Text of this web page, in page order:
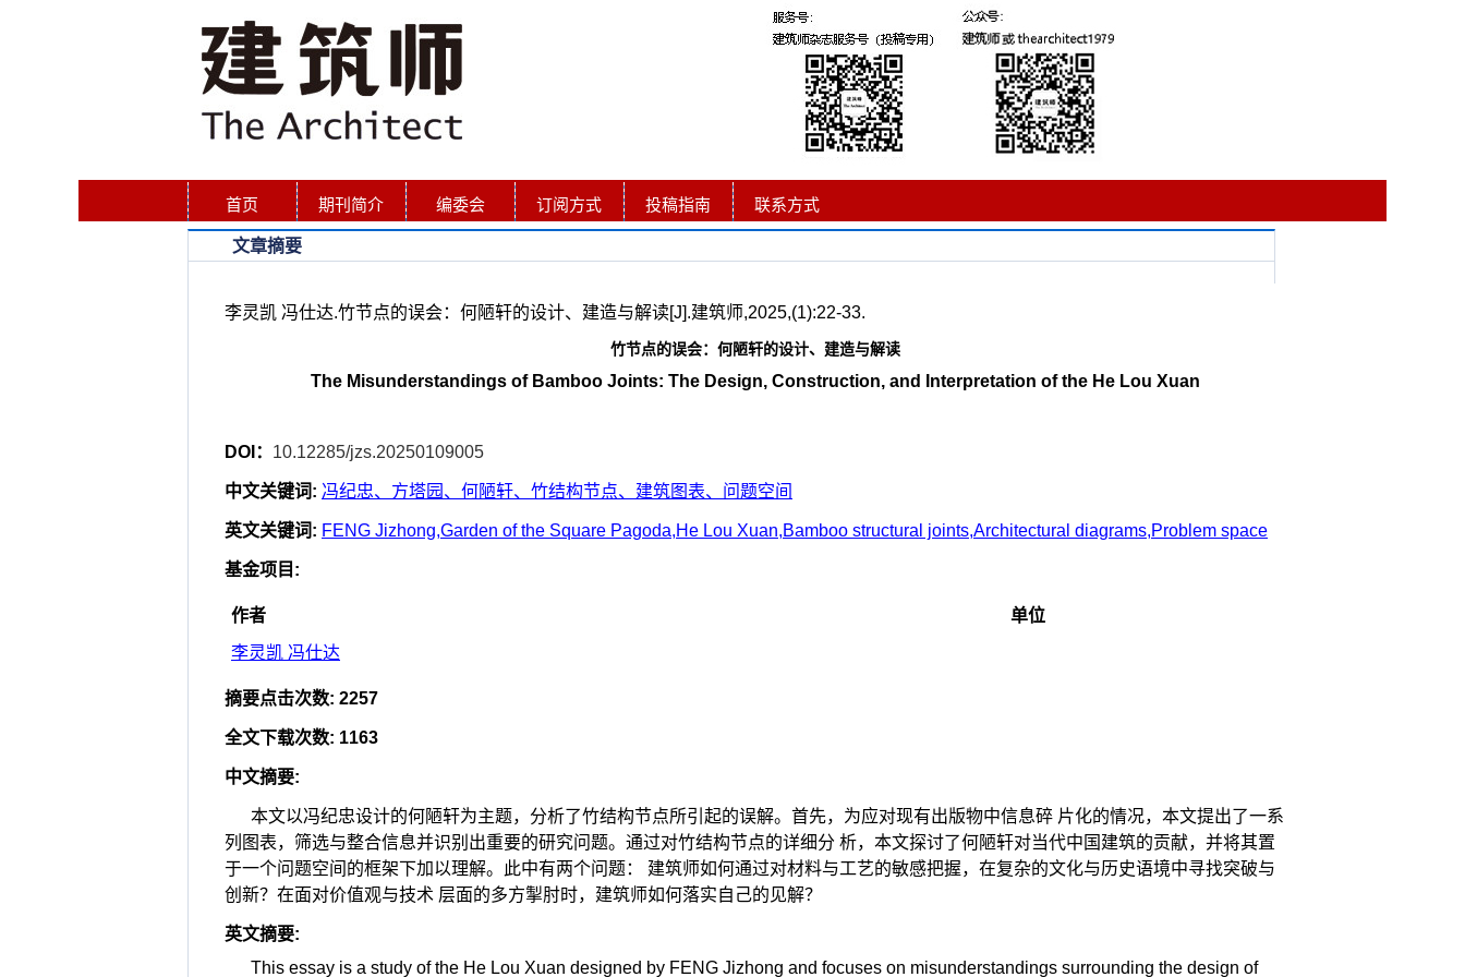
首页 期刊简介 编委会 订阅方式 投稿指南 联系方式
文章摘要
李灵凯 冯仕达.竹节点的误会：何陋轩的设计、建造与解读[J].建筑师,2025,(1):22-33.
竹节点的误会：何陋轩的设计、建造与解读
The Misunderstandings of Bamboo Joints: The Design, Construction, and Interpretation of the He Lou Xuan
DOI： 10.12285/jzs.20250109005
中文关键词: 冯纪忠、方塔园、何陋轩、竹结构节点、建筑图表、问题空间
英文关键词: FENG Jizhong,Garden of the Square Pagoda,He Lou Xuan,Bamboo structural joints,Architectural diagrams,Problem space
基金项目 :
作者
单位
李灵凯 冯仕达
摘要点击次数: 2257
全文下载次数: 1163
中文摘要:
本文以冯纪忠设计的何陋轩为主题，分析了竹结构节点所引起的误解。首先，为应对现有出版物中信息碎 片化的情况，本文提出了一系
列图表，筛选与整合信息并识别出重要的研究问题。通过对竹结构节点的详细分 析，本文探讨了何陋轩对当代中国建筑的贡献，并将其置
于一个问题空间的框架下加以理解。此中有两个问题： 建筑师如何通过对材料与工艺的敏感把握，在复杂的文化与历史语境中寻找突破与
创新？在面对价值观与技术 层面的多方掣肘时，建筑师如何落实自己的见解？
英文摘要:
This essay is a study of the He Lou Xuan designed by FENG Jizhong and focuses on misunderstandings surrounding the design of